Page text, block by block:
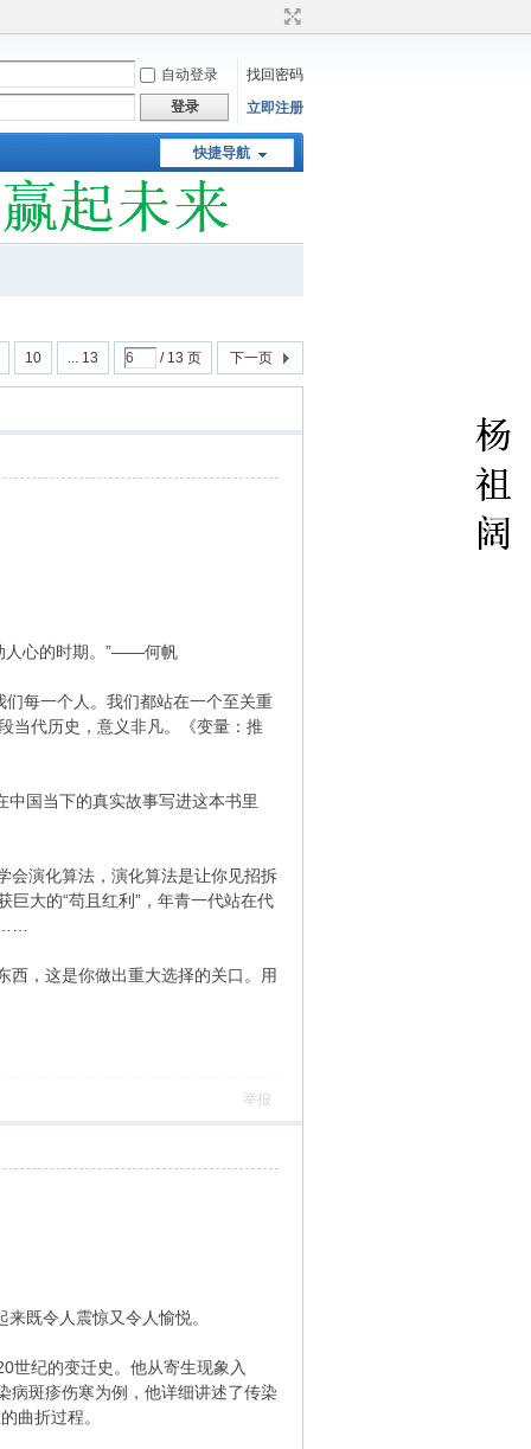
自动登录
找回密码
登录
立即注册
快捷导航
10 ... 13 / 13 页 下一页
人心的时期。”——何帆
每一个人。我们都站在一个至关重
当代历史，意义非凡。《变量：推
国当下的真实故事写进这本书里
会演化算法，演化算法是让你见招拆
巨大的“苟且红利”，年青一代站在代
西，这是你做出重大选择的关口。用
举报
既令人震惊又令人愉悦。
世纪的变迁史。他从寄生现象入
病斑疹伤寒为例，他详细讲述了传染
曲折过程。